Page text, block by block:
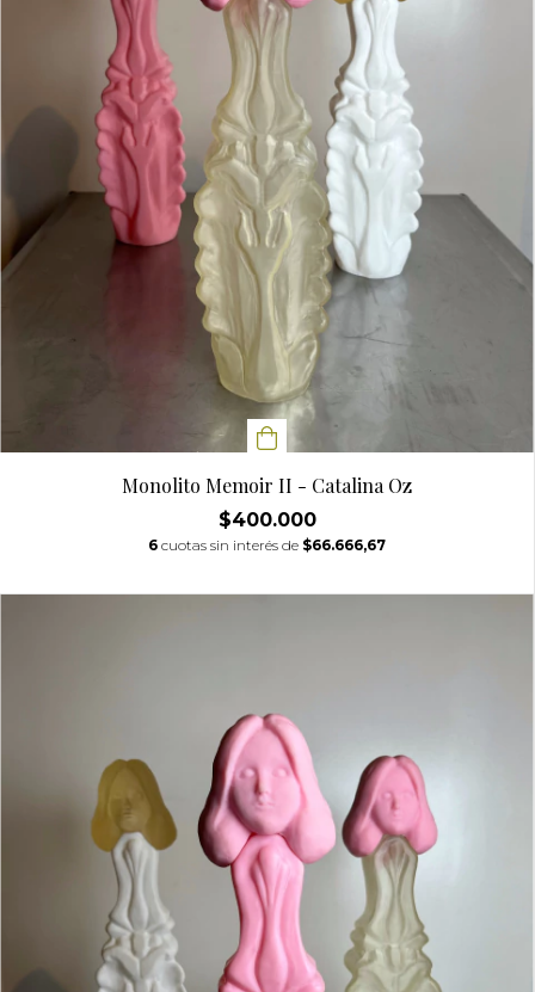
Monolito Memoir II - Catalina Oz
$400.000
6 cuotas sin interés de $66.666,67